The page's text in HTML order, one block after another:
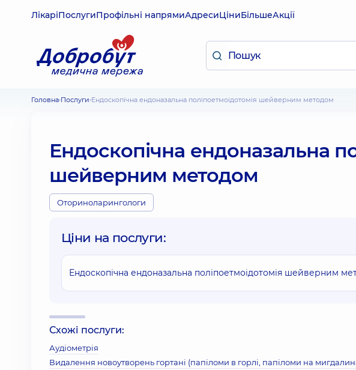
ЛікаріПослугиПрофільні напрямиАдресиЦіниБільшеАкції
Головна Послуги Ендоскопічна ендоназальна поліпоетмоідотомія шейверним методом
Ендоскопічна ендоназальна
шейверним методом
Оториноларингологи
Ціни на послуги:
Ендоскопічна ендоназальна поліпоетмоідотомія шейверним
Схожі послуги:
Аудіометрія
Видалення новоутворень гортані (папіломи в горлі, папіломи на